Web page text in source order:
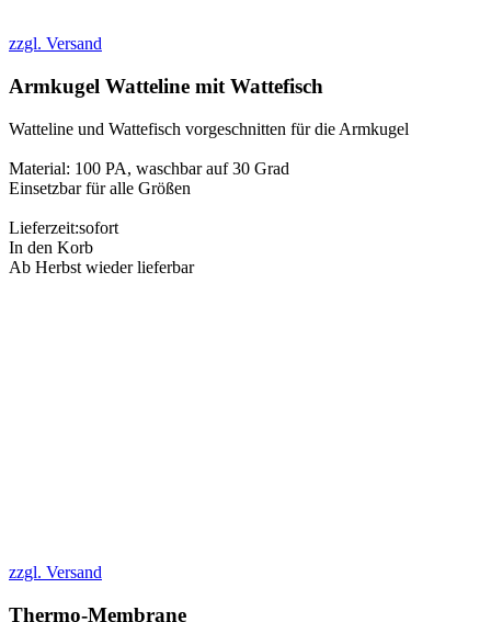
zzgl. Versand
Armkugel Watteline mit Wattefisch
Watteline und Wattefisch vorgeschnitten für die Armkugel
Material: 100 PA, waschbar auf 30 Grad
Einsetzbar für alle Größen
Lieferzeit:sofort
In den Korb
Ab Herbst wieder lieferbar
zzgl. Versand
Thermo-Membrane